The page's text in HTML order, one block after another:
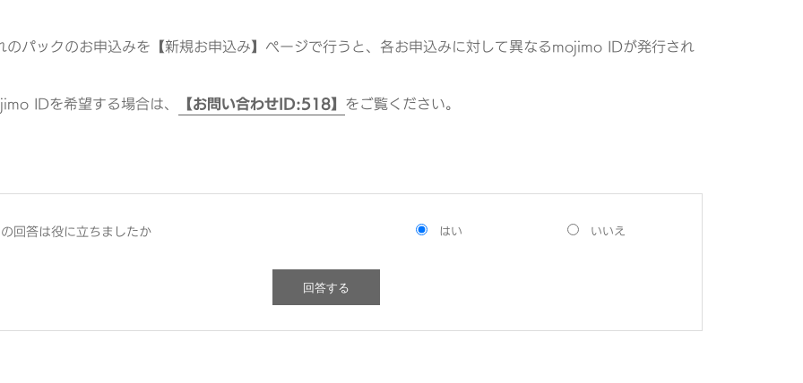
のパックのお申込みを【新規お申込み】ページで行うと、各お申込みに対して異なるmojimo IDが発行され
IDを希望する場合は、 【お問い合わせID:518】 をご覧ください。
回答は役に立ちましたか